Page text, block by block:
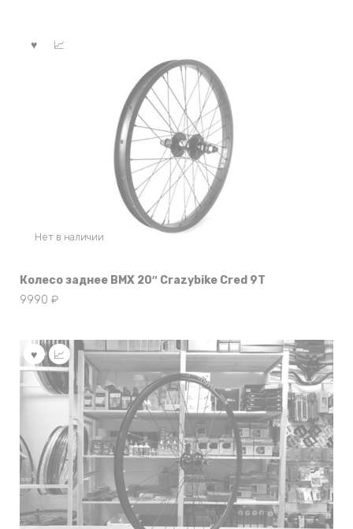
Нет в наличии
Колесо заднее BMX 20″ Crazybike Cred 9T
9990 ₽